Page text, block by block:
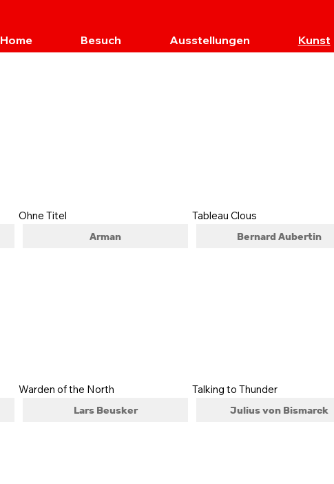
Home Besuch Ausstellungen Kunst
Ohne Titel
Arman
Tableau Clous
Bernard Aubertin
Warden of the North
Lars Beusker
Talking to Thunder
Julius von Bismarck